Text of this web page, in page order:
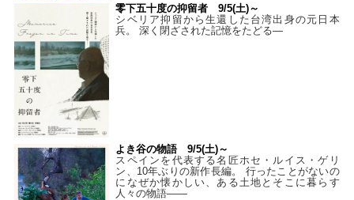
零下五十度の抑留者 9/5(土)～
シベリア抑留から生還した台湾出身の元日本
兵。 深く閉ざされた記憶をたどる—
よき谷の物語 9/5(土)～
スペインを代表する名匠ホセ・ルイス・ゲリ
ン、10年ぶりの新作長編。 行ったことがないの
になぜか懐かしい、ある土地とそこに暮らす
人々の物語――